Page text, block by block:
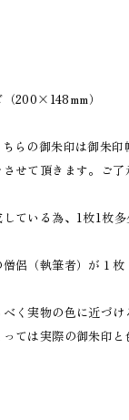
200×148mm）
らの御朱印は御朱
せて頂きます。ご了
ている為、1枚1枚多
侶（執筆者）が１
く実物の色に近づ
ては実際の御朱印